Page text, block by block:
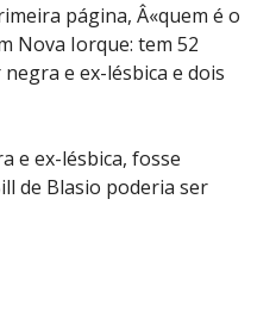
página, Â«quem é o
Nova Iorque: tem 52
e ex-lésbica e dois
e ex-lésbica, fosse
de Blasio poderia ser